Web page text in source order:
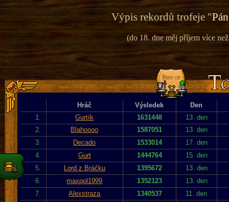
Výpis rekordů trofeje "
(do 18. dne měj příjem více
Hráč Výsledek
Den
1.
Gurtík 1631448
13. den
2.
Blahoooo 1587051
13. den
3.
Decado 1533014
17. den
4.
Gurt 1444764
15. den
5.
Lord z Bráčku 1395672
13. den
6.
maxpol1999 1352123
13. den
7.
Alexstraza 1340537
11. den